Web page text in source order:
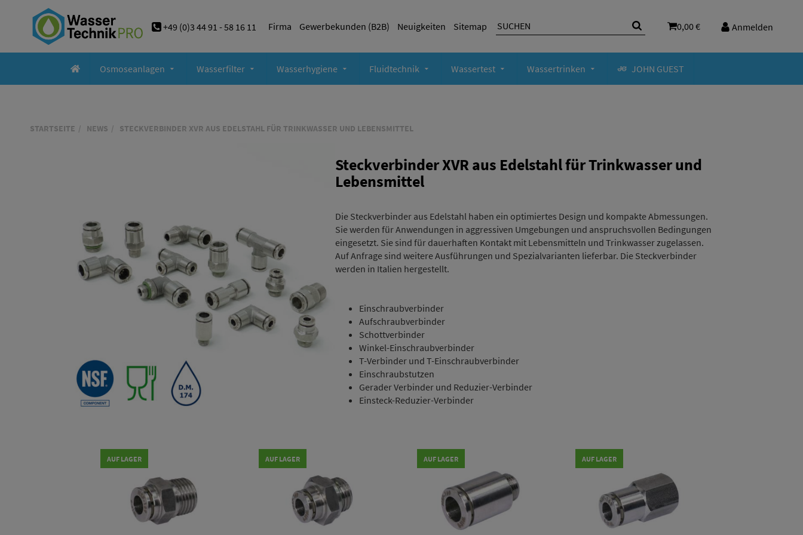
+49 (0)3 44 91 - 58 16 11 Firma Gewerbekunden (B2B) Neuigkeiten Sitemap 0,00 € Anmelden
Osmoseanlagen Wasserfilter Wasserhygiene Fluidtechnik Wassertest Wassertrinken JOHN GUEST
STARTSEITE NEWS STECKVERBINDER XVR AUS EDELSTAHL FÜR TRINKWASSER UND LEBENSMITTEL
Steckverbinder XVR aus Edelstahl für Trinkwasser und
Lebensmittel
Die Steckverbinder aus Edelstahl haben ein optimiertes Design und kompakte Abmessungen.
Sie werden für Anwendungen in aggressiven Umgebungen und anspruchsvollen Bedingungen
eingesetzt. Sie sind für dauerhaften Kontakt mit Lebensmitteln und Trinkwasser zugelassen.
Auf Anfrage sind weitere Ausführungen und Spezialvarianten lieferbar. Die Steckverbinder
werden in Italien hergestellt.
Einschraubverbinder
Aufschraubverbinder
Schottverbinder
Winkel-Einschraubverbinder
T-Verbinder und T-Einschraubverbinder
Einschraubstutzen
Gerader Verbinder und Reduzier-Verbinder
Einsteck-Reduzier-Verbinder
AUF LAGER AUF LAGER AUF LAGER AUF LAGER